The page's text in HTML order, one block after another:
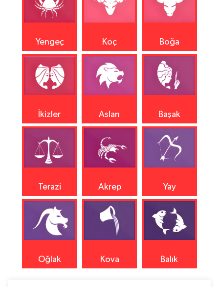
Yengeç Koç Boğa
İkizler Aslan Başak
Terazi Akrep Yay
Oğlak Kova Balık